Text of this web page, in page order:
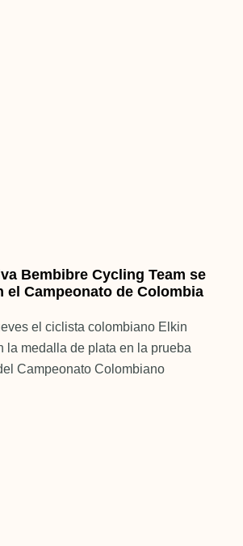
Bembibre Cycling Team se
el Campeonato de Colombia
el ciclista colombiano Elkin
la medalla de plata en la prueba
Campeonato Colombiano